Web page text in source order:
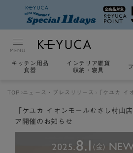
MENU
キッチン用品
食器
インテリア雑貨
収納・寝具
TOP ニュース・プレスリリース 「ケユカ イ
「ケユカ イオンモールむさし村山
ア開催のお知らせ